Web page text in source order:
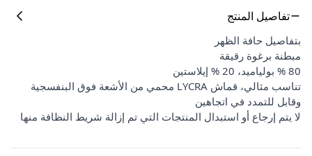
تفاصيل المنتج
بتفاصيل حافة الظهر
مبطنة برغوة رقيقة
80 % بولياميد، 20 % إيلاستين
تناسب مثالي، قماش LYCRA محمي من الأشعة فوق البنفسجية
وقابل للتمدد في اتجاهين
لا يتم إرجاع أو استبدال المنتجات التي تم إزالة شريط النظافة منها